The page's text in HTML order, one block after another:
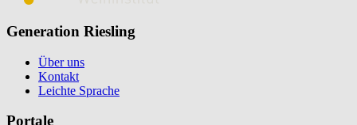
Generation Riesling
Über uns
Kontakt
Leichte Sprache
Portale